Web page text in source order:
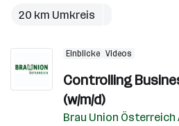
20 km Umkreis
Einblicke Videos
Controlling
(w/m/d)
Brau Union Österreich